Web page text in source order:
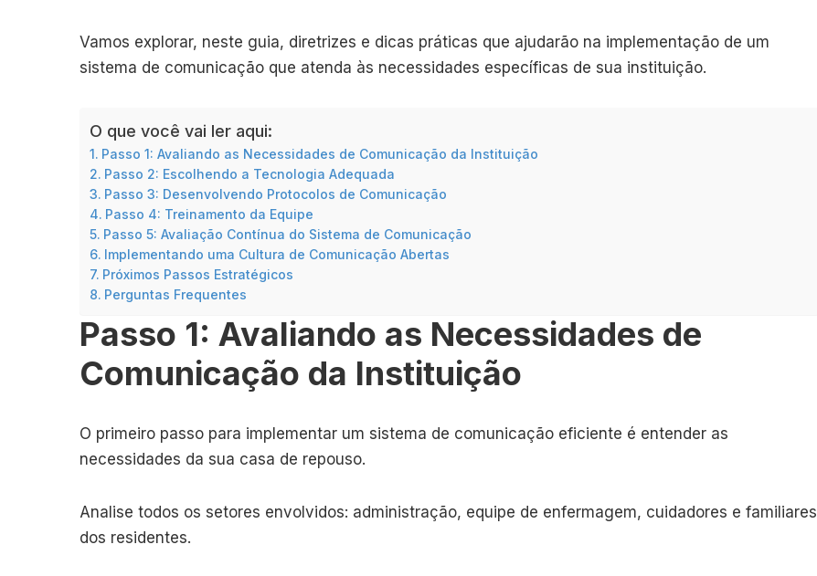
Vamos explorar, neste guia, diretrizes e dicas práticas que ajudarão na implementação de um
sistema de comunicação que atenda às necessidades específicas de sua instituição.
O que você vai ler aqui:
Passo 1: Avaliando as Necessidades de Comunicação da Instituição
Passo 2: Escolhendo a Tecnologia Adequada
Passo 3: Desenvolvendo Protocolos de Comunicação
Passo 4: Treinamento da Equipe
Passo 5: Avaliação Contínua do Sistema de Comunicação
Implementando uma Cultura de Comunicação Abertas
Próximos Passos Estratégicos
Perguntas Frequentes
Passo 1: Avaliando as Necessidades de
Comunicação da Instituição
O primeiro passo para implementar um sistema de comunicação eficiente é entender as
necessidades da sua casa de repouso.
Analise todos os setores envolvidos: administração, equipe de enfermagem, cuidadores e familiares
dos residentes.